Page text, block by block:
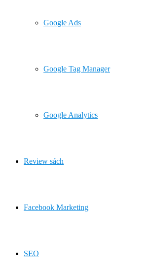
Google Ads
Google Tag Manager
Google Analytics
Review sách
Facebook Marketing
SEO